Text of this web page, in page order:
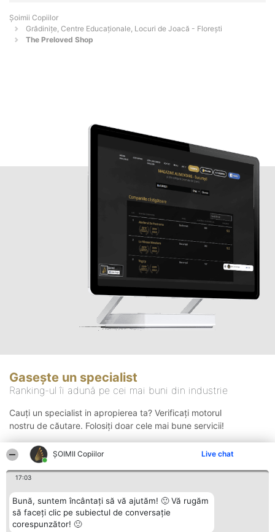
ȘOIMII Copiilor Live chat
17:03
Bună, suntem încântați să vă ajutăm! 🙂 Vă rugăm
să faceți clic pe subiectul de conversație
corespunzător! 🙂
Șoimii Copiilor
Grădinițe, Centre Educaționale, Locuri de Joacă - Floreşti
The Preloved Shop
Gasește un specialist
Ranking-ul îi adună pe cei mai buni din industrie
Cauți un specialist in apropierea ta? Verificați motorul
nostru de căutare. Folosiți doar cele mai bune servicii!